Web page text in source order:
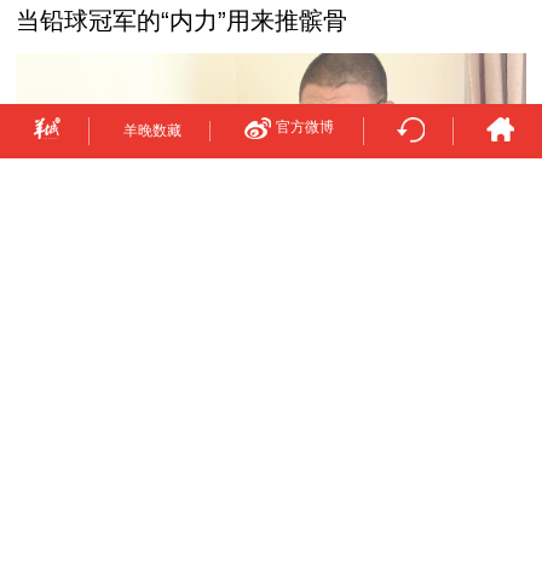
当铅球冠军的“内力”用来推髌骨
羊晚数藏 官方微博